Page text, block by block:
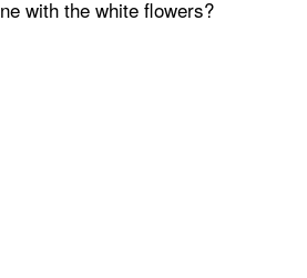
with the white flowers?